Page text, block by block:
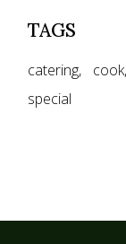
TAGS
catering cook
special